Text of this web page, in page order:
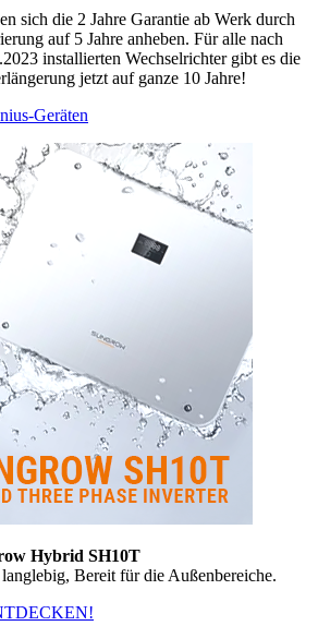
sich die 2 Jahre Garantie ab Werk durch
auf 5 Jahre anheben. Für alle nach
installierten Wechselrichter gibt es die
jetzt auf ganze 10 Jahre!
Geräten
Hybrid SH10T
Bereit für die Außenbereiche.